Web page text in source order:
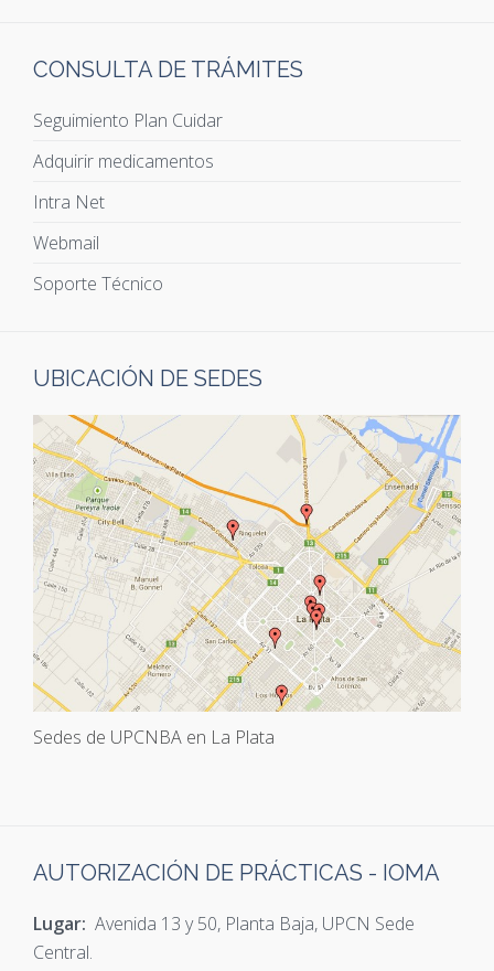
CONSULTA DE TRÁMITES
Seguimiento Plan Cuidar
Adquirir medicamentos
Intra Net
Webmail
Soporte Técnico
UBICACIÓN DE SEDES
Sedes de UPCNBA en La Plata
AUTORIZACIÓN DE PRÁCTICAS - IOMA
Lugar: Avenida 13 y 50, Planta Baja, UPCN Sede
Central.